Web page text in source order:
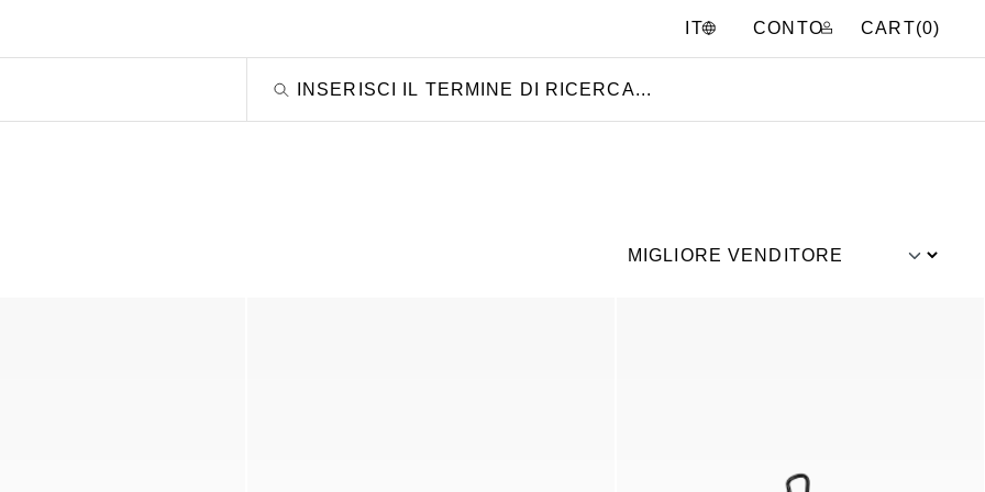
IT CONTO CART(0)